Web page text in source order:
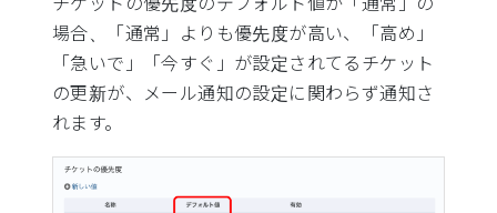
場合、「通常」よりも優先度が高い、「高め」
「急いで」「今すぐ」が設定されてるチケット
の更新が、メール通知の設定に関わらず通知さ
れます。